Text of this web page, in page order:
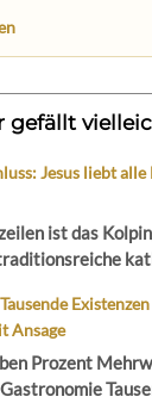
gefällt
Jesus liebt
ist das
Ansage
Prozent